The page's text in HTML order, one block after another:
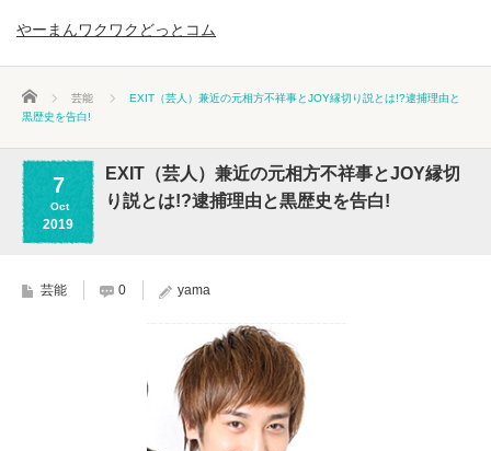
やーまんワクワクどっとコム
ホーム 芸能
EXIT（芸人）兼近の元相方不祥事とJOY縁切り説とは!?逮捕理由と
黒歴史を告白!
7
Oct
2019
EXIT（芸人）兼近の元相方不祥事とJOY縁切
り説とは!?逮捕理由と黒歴史を告白!
芸能 0 yama